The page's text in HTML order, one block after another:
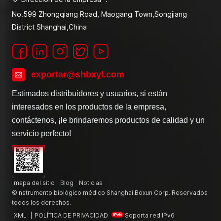
No.599 Zhongqiang Road, Maogang Town,Songjiang
District Shanghai,China
exportar@shbxyl.com
Estimados distribuidores y usuarios, si están
interesados en los productos de la empresa,
contáctenos, ¡le brindaremos productos de calidad y un
servicio perfecto!
mapa del sitio Blog
Noticias
©Instrumento biológico médico Shanghai Boxun Corp. Reservados
todos los derechos.
XML
POLÍTICA DE PRIVACIDAD Soporta red IPv6